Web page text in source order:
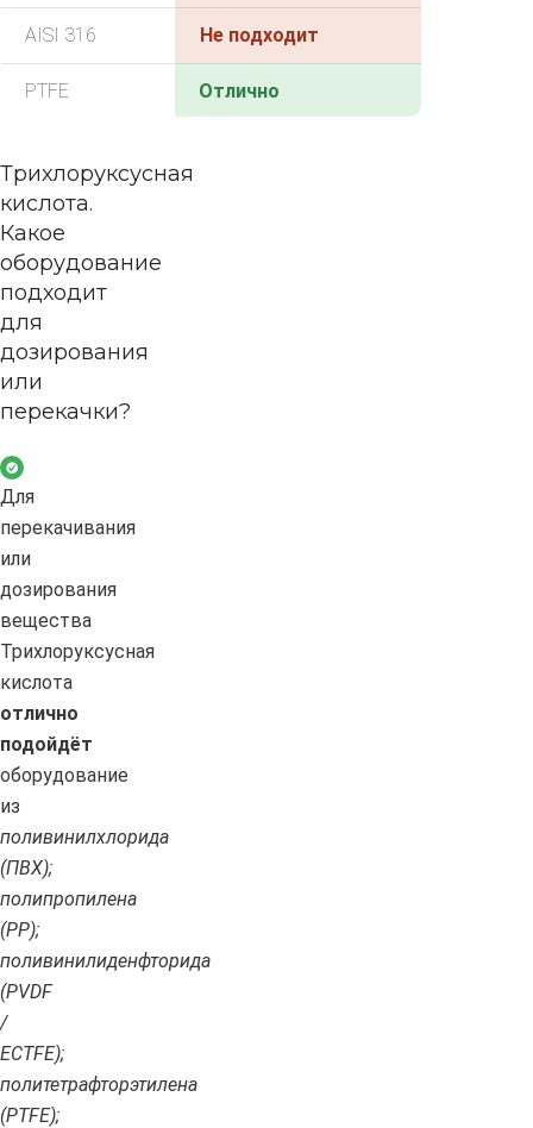
AISI 316 Не подходит
PTFE Отлично
Трихлоруксусная
кислота.
Какое
оборудование
подходит
для
дозирования
или
перекачки?
Для
перекачивания
или
дозирования
вещества
Трихлоруксусная
кислота
отлично
подойдёт
оборудование
из
поливинилхлорида
(ПВХ);
полипропилена
(PP);
поливинилиденфторида
(PVDF
/
ECTFE);
политетрафторэтилена
(PTFE);